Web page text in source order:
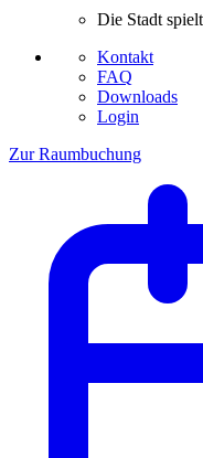
Die Stadt
Kontakt
FAQ
Downloads
Login
Zur Raumbuchung